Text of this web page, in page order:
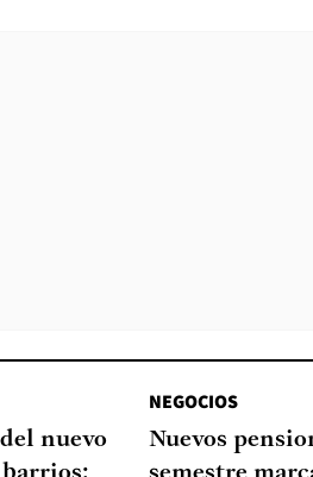
nuevo
NEGOCIOS
Nuevos